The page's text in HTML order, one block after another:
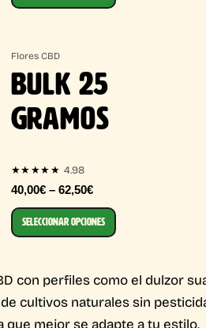
Flores CBD
BULK 25
GRAMOS
★★★★★ 4.98
40,00€ – 62,50€
SELECCIONAR OPCIONES
con perfiles como el dulzor
cultivos naturales sin
mejor se adapte a tu estilo.